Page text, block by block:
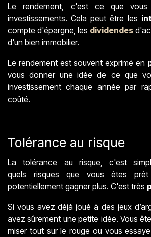
Le rendement, c'est ce que
investissements. Cela peut être les
compte d'épargne, les dividendes
d'un bien immobilier.
Le rendement est souvent exprimé en
vous donner une idée de ce que
investissement chaque année par
coûté.
Tolérance au risque
La tolérance au risque, c'est
quels risques que vous êtes
potentiellement gagner plus. C'est très
Si vous avez déjà joué à des jeux
avez sûrement une petite idée. Vous
miser tout sur le rouge ou vous